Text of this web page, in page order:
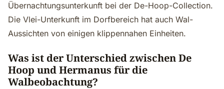
Übernachtungsunterkunft bei der De-Hoop-Collection.
Die Vlei-Unterkunft im Dorfbereich hat auch Wal-
Aussichten von einigen klippennahen Einheiten.
Was ist der Unterschied zwischen De
Hoop und Hermanus für die
Walbeobachtung?